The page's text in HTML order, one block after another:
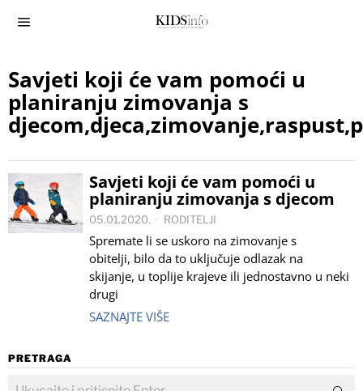
Savjeti koji će vam pomoći u
planiranju zimovanja s
Savjeti koji će vam pomoći u
planiranju zimovanja s djecom
05.01.2020. RODITELJI
Spremate li se uskoro na zimovanje s
obitelji, bilo da to uključuje odlazak na
skijanje, u toplije krajeve ili jednostavno u neki
drugi
SAZNAJTE VIŠE
PRETRAGA